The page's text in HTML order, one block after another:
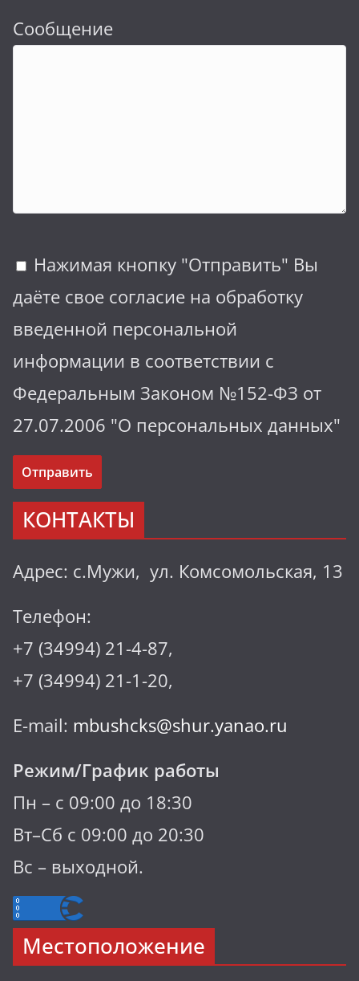
Сообщение
Нажимая кнопку "Отправить" Вы
даёте свое согласие на обработку
введенной персональной
информации в соответствии с
Федеральным Законом №152-ФЗ от
27.07.2006 "О персональных данных"
КОНТАКТЫ
Адрес: с.Мужи, ул. Комсомольская, 13
Телефон:
+7 (34994) 21-4-87,
+7 (34994) 21-1-20,
E-mail: mbushcks@shur.yanao.ru
Режим/График работы
Пн – с 09:00 до 18:30
Вт–Сб с 09:00 до 20:30
Вс – выходной.
Местоположение